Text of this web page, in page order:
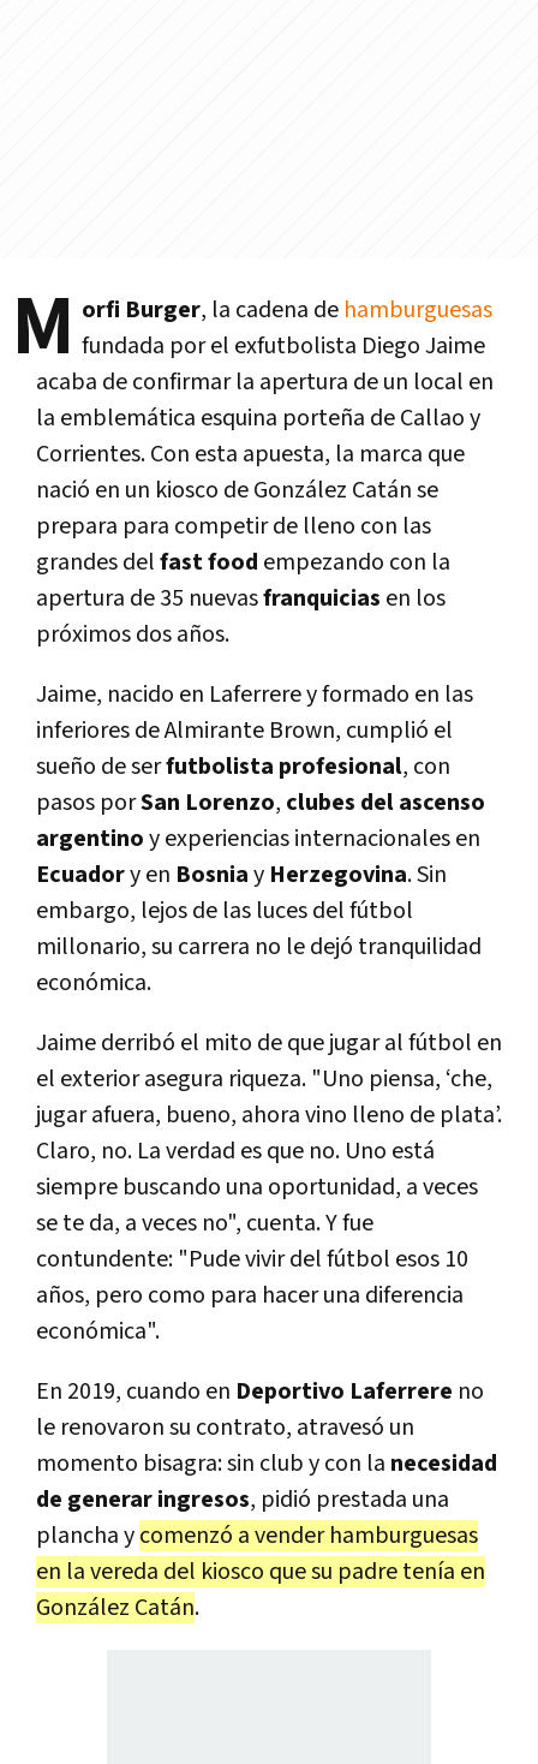
M orfi Burger, la cadena de hamburguesas
fundada por el exfutbolista Diego Jaime
acaba de confirmar la apertura de un local en
la emblemática esquina porteña de Callao y
Corrientes. Con esta apuesta, la marca que
nació en un kiosco de González Catán se
prepara para competir de lleno con las
grandes delfast food empezando con la
apertura de 35 nuevasfranquicias en los
próximos dos años.
Jaime, nacido en Laferrere y formado en las
inferiores de Almirante Brown, cumplió el
sueño de serfutbolista profesional, con
pasos porSan Lorenzo, clubes del ascenso
argentinoy experiencias internacionales en
Ecuadory en Bosniay Herzegovina. Sin
embargo, lejos de las luces del fútbol
millonario, su carrera no le dejó tranquilidad
económica.
Jaime derribó el mito de que jugar al fútbol en
el exterior asegura riqueza. "Uno piensa, ‘che,
jugar afuera, bueno, ahora vino lleno de plata’.
Claro, no. La verdad es que no. Uno está
siempre buscando una oportunidad, a veces
se te da, a veces no", cuenta. Y fue
contundente: "Pude vivir del fútbol esos 10
años, pero como para hacer una diferencia
económica".
En 2019, cuando en Deportivo Laferrere no
le renovaron su contrato, atravesó un
momento bisagra: sin club y con la necesidad
de generar ingresos, pidió prestada una
plancha ycomenzó a vender hamburguesas
en la vereda del kiosco que su padre tenía en
González Catán.